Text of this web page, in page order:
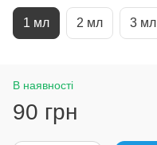
1 мл 2 мл 3 мл
В наявності
90 грн